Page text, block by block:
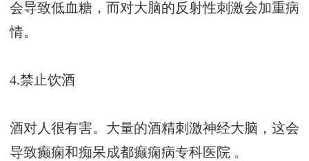
会导致低血糖，而对大脑的反射性刺激会加重病
情。
4.禁止饮酒
酒对人很有害。大量的酒精刺激神经大脑，这会
导致癫痫和痴呆成都癫痫病专科医院 。